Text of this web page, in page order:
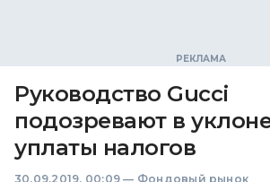
Руководство Gucci
подозревают в
уплаты налогов
30.09.2019, 00:09 — Фондовый рынок